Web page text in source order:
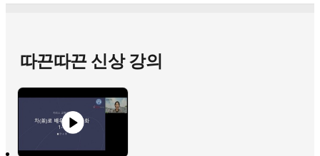
따끈따끈 신상 강의